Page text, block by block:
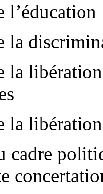
l’éducation
la
la
la
cadre